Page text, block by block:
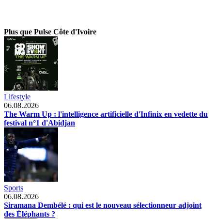
Plus que Pulse Côte d'Ivoire
Lifestyle
06.08.2026
The Warm Up : l'intelligence artificielle d'Infinix en vedette du
festival n°1 d'Abidjan
Sports
06.08.2026
Siramana Dembélé : qui est le nouveau sélectionneur adjoint
des Éléphants ?